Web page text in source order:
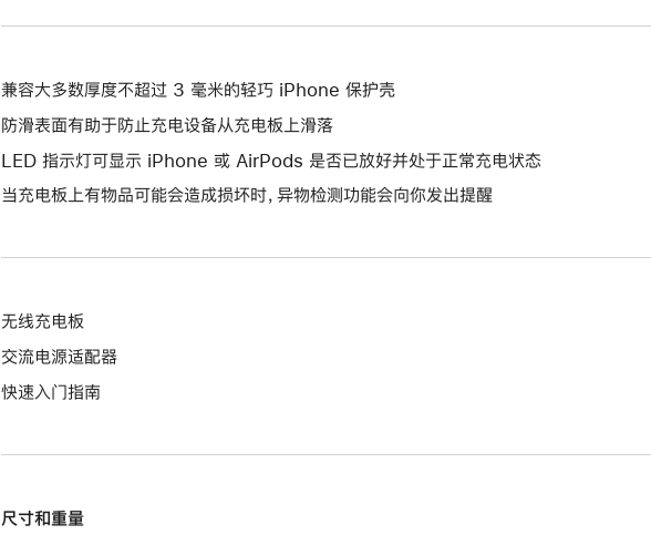
兼容大多数厚度不超过 3 毫米的轻巧 iPhone 保护壳
防滑表面有助于防止充电设备从充电板上滑落
LED 指示灯可显示 iPhone 或 AirPods 是否已放好并处于正常充电状态
当充电板上有物品可能会造成损坏时，异物检测功能会向你发出提醒
无线充电板
交流电源适配器
快速入门指南
尺寸和重量